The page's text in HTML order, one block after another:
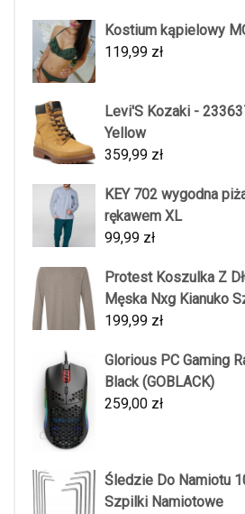
Kostium kąpielowy
119,99 zł
Levi'S Kozaki -
Yellow
359,99 zł
KEY 702 wygodna
rękawem XL
99,99 zł
Protest Koszulka Z
Męska Nxg Kianuko
199,99 zł
Glorious PC Gaming
Black (GOBLACK)
259,00 zł
Śledzie Do Namiotu
Szpilki Namiotowe